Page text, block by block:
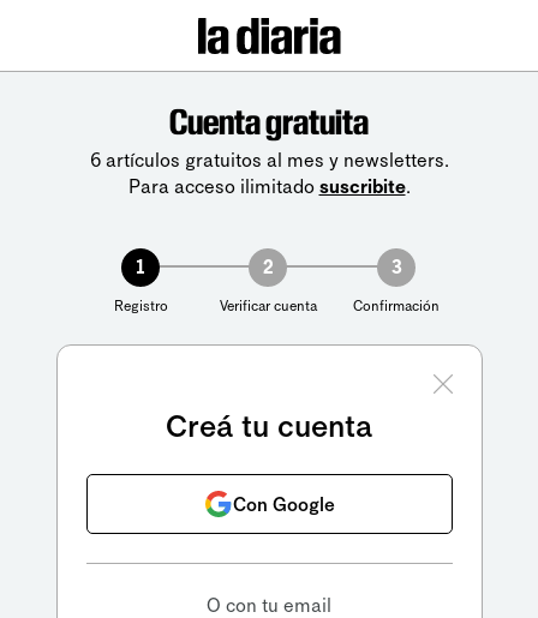
Cuenta gratuita
6 artículos gratuitos al mes y newsletters.
Para acceso ilimitado suscribite.
1
Registro
2
Verificar cuenta
3
Confirmación
Creá tu cuenta
Con Google
O con tu email